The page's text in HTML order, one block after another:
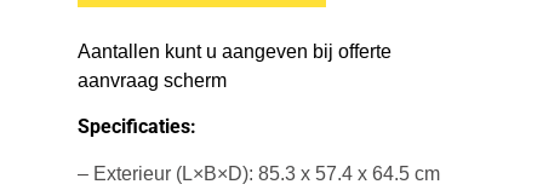
Aantallen kunt u aangeven bij offerte
aanvraag scherm
Specificaties:
– Exterieur (L×B×D): 85.3 x 57.4 x 64.5 cm